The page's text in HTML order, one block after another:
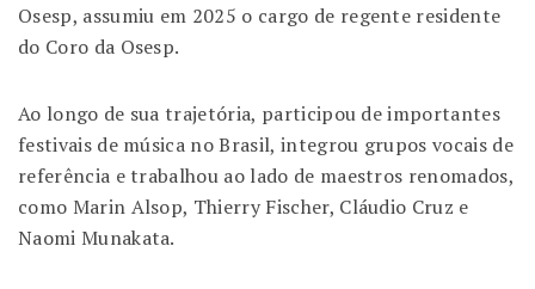
Osesp, assumiu em 2025 o cargo de regente residente
do Coro da Osesp.
Ao longo de sua trajetória, participou de importantes
festivais de música no Brasil, integrou grupos vocais de
referência e trabalhou ao lado de maestros renomados,
como Marin Alsop, Thierry Fischer, Cláudio Cruz e
Naomi Munakata.